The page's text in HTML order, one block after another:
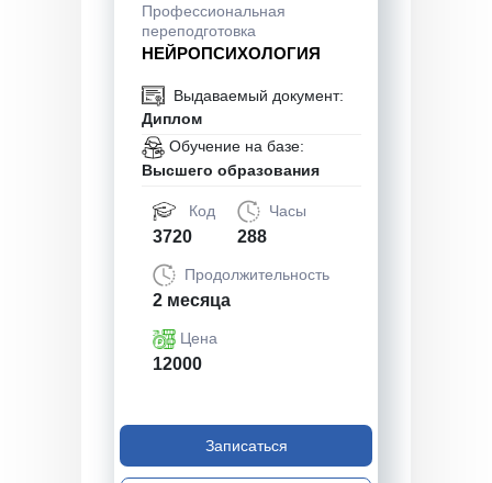
Профессиональная
переподготовка
НЕЙРОПСИХОЛОГИЯ
Выдаваемый документ:
Диплом
Обучение на базе:
Высшего образования
Код
3720
Часы
288
Продолжительность
2 месяца
Цена
12000
Записаться